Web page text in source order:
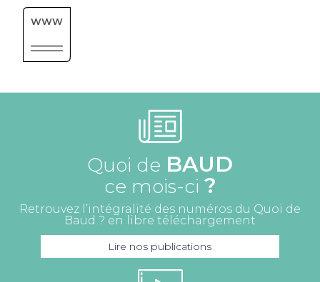
WWW
Quoi de BAUD
ce mois-ci ?
Retrouvez l’intégralité des numéros du Quoi de
Baud ? en libre téléchargement
Lire nos publications